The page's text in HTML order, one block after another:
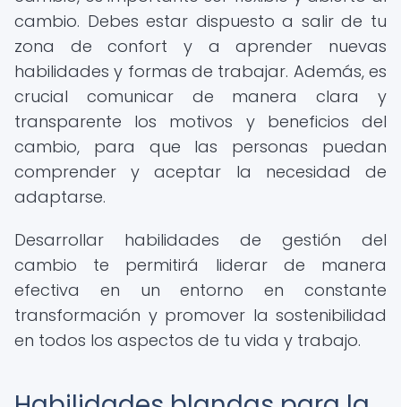
cambio. Debes estar dispuesto a salir de tu
zona de confort y a aprender nuevas
habilidades y formas de trabajar. Además, es
crucial comunicar de manera clara y
transparente los motivos y beneficios del
cambio, para que las personas puedan
comprender y aceptar la necesidad de
adaptarse.
Desarrollar habilidades de gestión del
cambio te permitirá liderar de manera
efectiva en un entorno en constante
transformación y promover la sostenibilidad
en todos los aspectos de tu vida y trabajo.